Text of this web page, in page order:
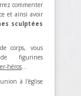
commenter
et ainsi avoir
sculptées
corps, vous
figurines
héros…
à l'église